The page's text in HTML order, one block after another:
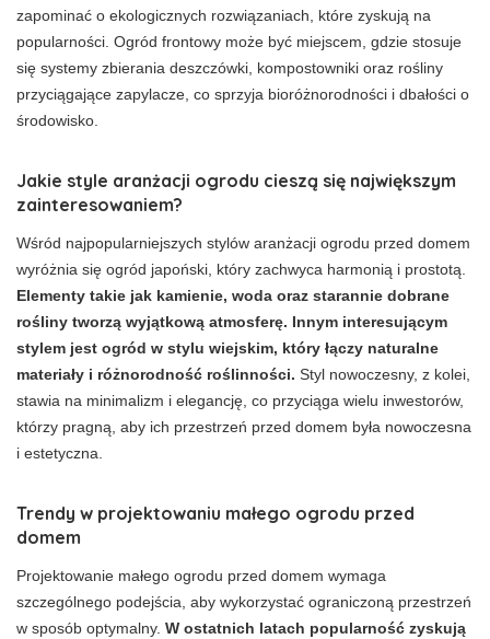
zapominać o ekologicznych rozwiązaniach, które zyskują na
popularności. Ogród frontowy może być miejscem, gdzie stosuje
się systemy zbierania deszczówki, kompostowniki oraz rośliny
przyciągające zapylacze, co sprzyja bioróżnorodności i dbałości o
środowisko.
Jakie style aranżacji ogrodu cieszą się największym
zainteresowaniem?
Wśród najpopularniejszych stylów aranżacji ogrodu przed domem
wyróżnia się ogród japoński, który zachwyca harmonią i prostotą.
Elementy takie jak kamienie, woda oraz starannie dobrane
rośliny tworzą wyjątkową atmosferę. Innym interesującym
stylem jest ogród w stylu wiejskim, który łączy naturalne
materiały i różnorodność roślinności. Styl nowoczesny, z kolei,
stawia na minimalizm i elegancję, co przyciąga wielu inwestorów,
którzy pragną, aby ich przestrzeń przed domem była nowoczesna
i estetyczna.
Trendy w projektowaniu małego ogrodu przed
domem
Projektowanie małego ogrodu przed domem wymaga
szczególnego podejścia, aby wykorzystać ograniczoną przestrzeń
w sposób optymalny. W ostatnich latach popularność zyskują